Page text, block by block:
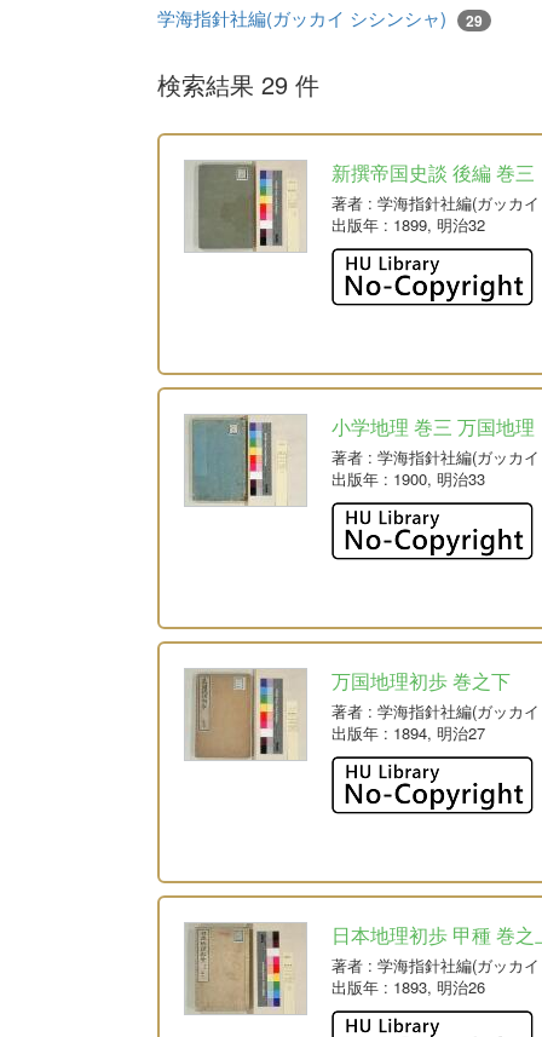
学海指針社編(ガッカイ シシンシャ) 29
検索結果 29 件
新撰帝国史談 後編 巻三
著者 : 学海指針社編(ガッカ
出版年 : 1899, 明治32
小学地理 巻三 万国地理
著者 : 学海指針社編(ガッカ
出版年 : 1900, 明治33
万国地理初歩 巻之下
著者 : 学海指針社編(ガッカ
出版年 : 1894, 明治27
日本地理初歩 甲種 巻之
著者 : 学海指針社編(ガッカ
出版年 : 1893, 明治26